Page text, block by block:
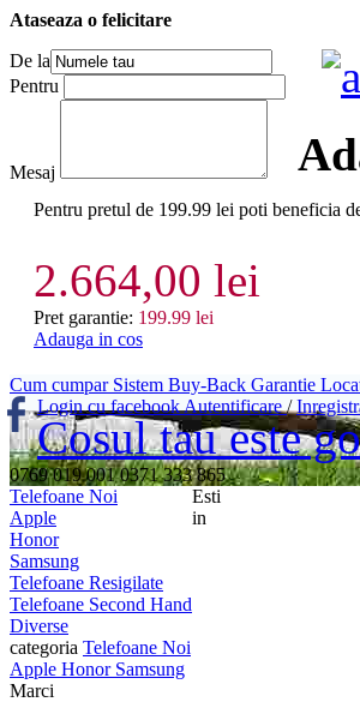
Ataseaza o felicitare
De la
Pentru
Mesaj
Pentru pretul de 199.99 lei poti beneficia
2.664,00 lei
Pret garantie: 199.99 lei
Adauga in cos
Cum cumpar Sistem Buy-Back Garantie
Login cu facebookAutentificare /
Cosul tau este
0769 019 001 0371 333 865
Telefoane Noi
Apple
Honor
Samsung
Telefoane Resigilate
Telefoane Second Hand
Diverse
Esti
in
categoria Telefoane Noi
Apple Honor Samsung
Marci